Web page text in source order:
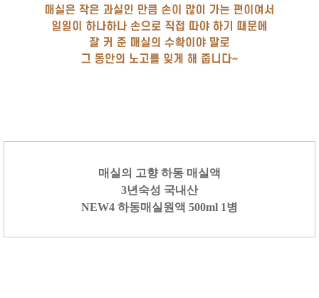
매실의 고향 하동 매실액
3년숙성 국내산
NEW4 하동매실원액 500ml 1병